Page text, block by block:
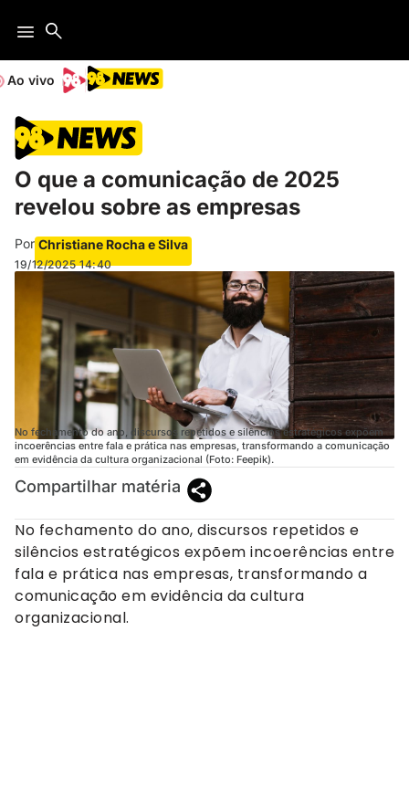
Ao vivo
O que a comunicação de 2025
revelou sobre as empresas
Por Christiane Rocha e Silva
19/12/2025 14:40
No fechamento do ano, discursos repetidos e silêncios estratégicos expõem
incoerências entre fala e prática nas empresas, transformando a comunicação
em evidência da cultura organizacional (Foto: Feepik).
Compartilhar matéria
No fechamento do ano, discursos repetidos e
silêncios estratégicos expõem incoerências entre
fala e prática nas empresas, transformando a
comunicação em evidência da cultura
organizacional.